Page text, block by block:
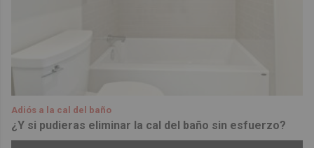
Adiós a la cal del baño
¿Y si pudieras eliminar la cal del baño sin esfuerzo?